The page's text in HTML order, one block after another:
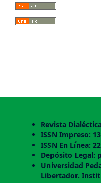
Revista
ISSN Impreso:
ISSN En Línea:
Depósito Legal:
Universidad
Libertador.